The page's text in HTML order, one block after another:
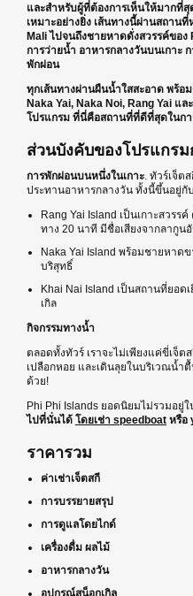
และสำหรับผู้ที่ต้องการเห็นให้มากที่
เหมาะอย่างยิ่ง เส้นทางนี้ผ่านสถาน
Mali ไปจนถึงชายหาดดั่งสวรรค์ของ
การว่ายน้ำ อาหารกลางวันบนเกาะ
พักผ่อน
ทุกเส้นทางผ่านผืนน้ำใสสะอาด พร้อ
Naka Yai, Naka Noi, Rang Yai แ
โปรแกรม ที่นี่คือสถานที่ที่ดีที่สุดในก
ส่วนบังคับของโปรแกร
การพักผ่อนบนหนึ่งในเกาะ . ทัวร์เจ็
ประทานอาหารกลางวัน ทั้งนี้ขึ้นอยู่กั
Rang Yai Island เป็นเกาะสวรร
ทาง 20 นาที มีชื่อเสียงจากลากูน
Naka Yai Island พร้อมชายหาด
บริสุทธิ์
Khai Nai Island เป็นสถานที่ยอ
เกิล
กิจกรรมทางน้ำ
ตลอดทั้งทัวร์ เราจะไม่เพียงแค่ขี่เจ็
เปลือกหอย และเดินลุยในบริเวณน้ำ
ด้วย!
Phi Phi Islands ยอดนิยมไม่รวมอยู่
ไปที่นั่นได้ โดยเช่า speedboat หรือ
ราคารวม
ค่าเช่าเจ็ตสกี
การบรรยายสรุป
การดูแลโดยไกด์
เครื่องดื่ม ผลไม้
อาหารกลางวัน
อุปกรณ์สน็อกเกิล